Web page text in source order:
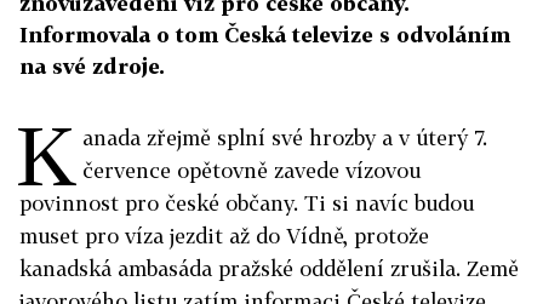
Informovala o tom Česká televize s odvoláním
na své zdroje.
K anada zřejmě splní své hrozby a v úterý 7.
července opětovně zavede vízovou
povinnost pro české občany. Ti si navíc budou
muset pro víza jezdit až do Vídně, protože
kanadská ambasáda pražské oddělení zrušila. Země